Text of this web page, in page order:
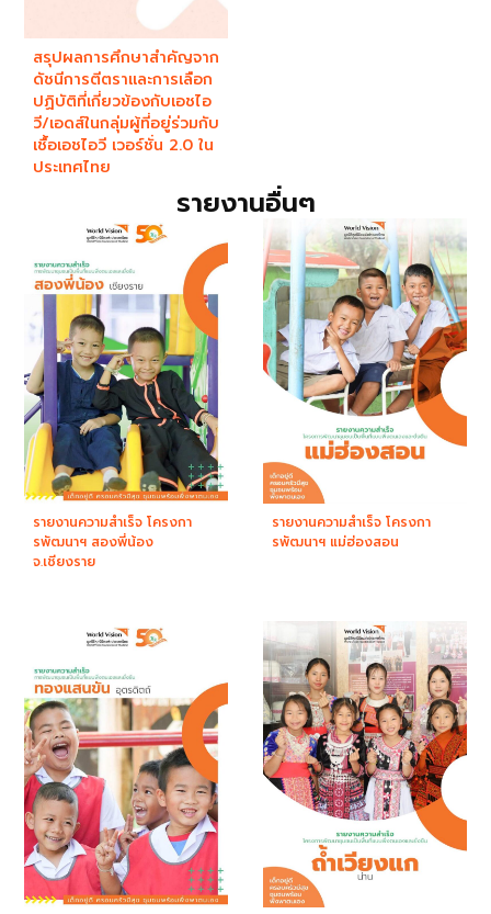
สรุปผลการศึกษาสำคัญจาก
ดัชนีการตีตราและการเลือก
ปฏิบัติที่เกี่ยวข้องกับเอชไอ
วี/เอดส์ในกลุ่มผู้ที่อยู่ร่วมกับ
เชื้อเอชไอวี เวอร์ชั่น 2.0 ใน
ประเทศไทย
รายงานอื่นๆ
รายงานความสำเร็จ โครงกา
รพัฒนาฯ สองพี่น้อง
จ.เชียงราย
รายงานความสำเร็จ โครงกา
รพัฒนาฯ แม่ฮ่องสอน